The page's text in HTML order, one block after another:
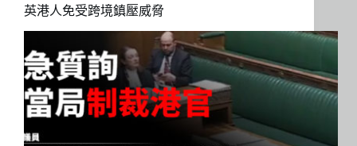
英港人免受跨境鎮壓威脅